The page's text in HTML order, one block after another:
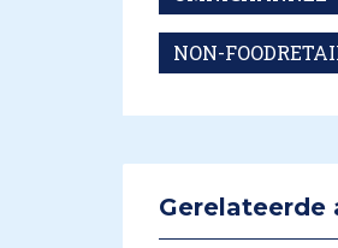
NON-
Gerelateerde